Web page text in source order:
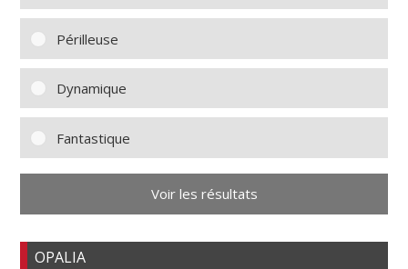
Périlleuse
Dynamique
Fantastique
Voir les résultats
OPALIA